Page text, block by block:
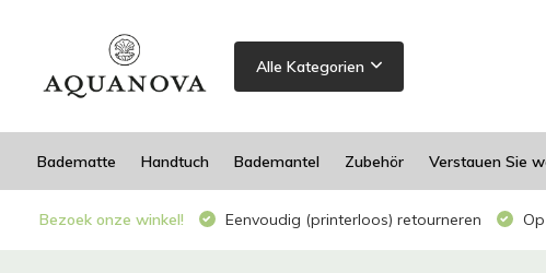
Alle Kategorien
Badematte Handtuch Bademantel Zubehör Verstauen Sie
Bezoek onze winkel! Eenvoudig (printerloos) retourneren